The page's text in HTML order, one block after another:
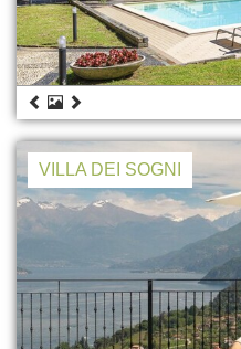
VILLA DEI SOGNI